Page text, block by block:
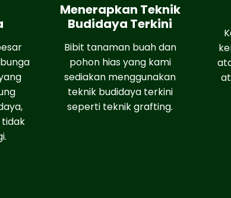
Menerapkan Teknik
Budidaya Terkini
Bibit tanaman buah dan
pohon hias yang kami
sediakan menggunakan
teknik budidaya terkini
seperti teknik grafting.